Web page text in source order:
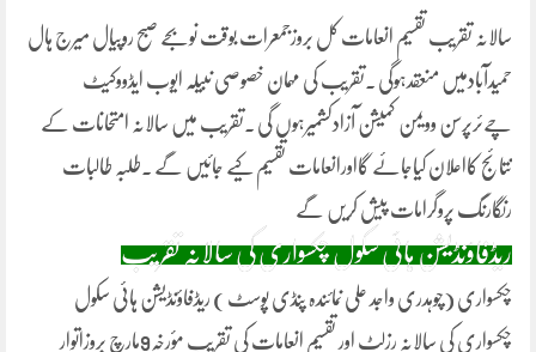
سالانہ تقریب تقسیم انعامات کل بروزجمعرات بوقت نوبجے صبح روپیال میرج ہال
حمیدآبادمیں منعقدہوگی ۔تقریب کی مہمان خصوصی نبیلہ ایوب ایڈووکیٹ
چےئرپرسن وویمن کمیشن آزادکشمیرہوں گی ۔تقریب میں سالانہ امتحانات کے
نتائج کااعلان کیاجائے گااورانعامات تقسیم کیے جائیں گے ۔طلبہ طالبات
رنگارنگ پروگرامات پیش کریں گے
ریڈفاؤنڈیشن ہائی سکول چکسواری کی سالانہ تقریب
چکسواری (چوہدری واجد علی نمائندہ پنڈی پوسٹ ) ریڈفاؤنڈیشن ہائی سکول
چکسواری کی سالانہ رزلٹ اور تقسیم انعامات کی تقریب مؤرخہ9مارچ بروزاتوار